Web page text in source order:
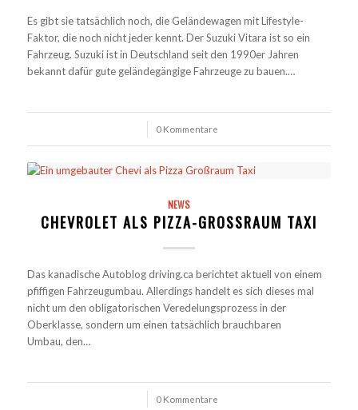
Es gibt sie tatsächlich noch, die Geländewagen mit Lifestyle-
Faktor, die noch nicht jeder kennt. Der Suzuki Vitara ist so ein
Fahrzeug. Suzuki ist in Deutschland seit den 1990er Jahren
bekannt dafür gute geländegängige Fahrzeuge zu bauen.…
0 Kommentare
NEWS
CHEVROLET ALS PIZZA-GROSSRAUM TAXI
Das kanadische Autoblog driving.ca berichtet aktuell von einem
pfiffigen Fahrzeugumbau. Allerdings handelt es sich dieses mal
nicht um den obligatorischen Veredelungsprozess in der
Oberklasse, sondern um einen tatsächlich brauchbaren
Umbau, den…
0 Kommentare